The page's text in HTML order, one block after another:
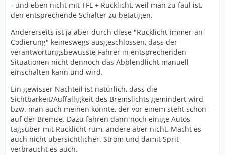
- und eben nicht mit TFL + Rücklicht, weil man zu faul ist,
den entsprechende Schalter zu betätigen.
Andererseits ist ja aber durch diese "Rücklicht-immer-an-
Codierung" keineswegs ausgeschlossen, dass der
verantwortungsbewusste Fahrer in entsprechenden
Situationen nicht dennoch das Abblendlicht manuell
einschalten kann und wird.
Ein gewisser Nachteil ist natürlich, dass die
Sichtbarkeit/Auffälligkeit des Bremslichts gemindert wird,
bzw. man auch meinen könnte, der vor einem steht schon
auf der Bremse. Dazu fahren dann noch einige Autos
tagsüber mit Rücklicht rum, andere aber nicht. Macht es
auch nicht übersichtlicher. Strom und damit Sprit
verbraucht es auch.